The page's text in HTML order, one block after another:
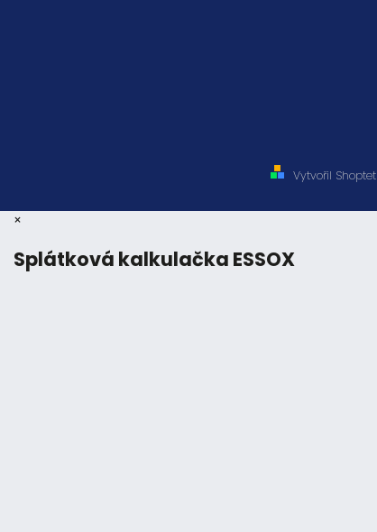
Vytvořil Shoptet
×
Splátková kalkulačka ESSOX